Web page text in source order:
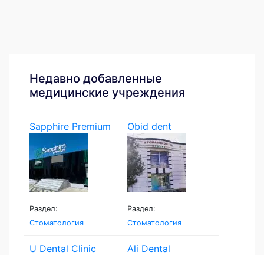
Недавно добавленные
медицинские учреждения
Sapphire Premium
Раздел:
Стоматология
Obid dent
Раздел:
Стоматология
U Dental Clinic Ali Dental